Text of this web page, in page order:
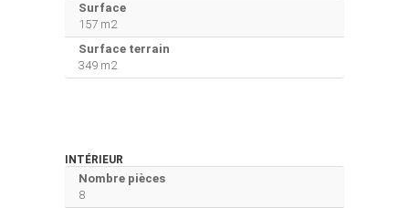
Surface
157 m2
Surface terrain
349 m2
INTÉRIEUR
Nombre pièces
8